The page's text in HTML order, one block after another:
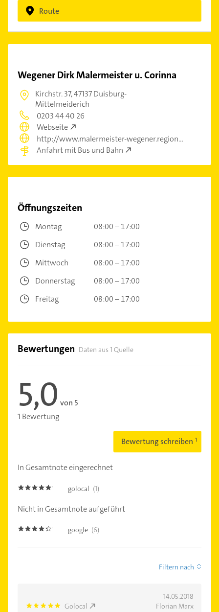
Route
Wegener Dirk Malermeister u. Corinna
Kirchstr. 37,47137 Duisburg-
Mittelmeiderich
0203 44 40 26
Webseite
http://www.malermeister-wegener.regional.de
Anfahrt mit Bus und Bahn
Öffnungszeiten
Montag
08:00 – 17:00
Dienstag
08:00 – 17:00
Mittwoch
08:00 – 17:00
Donnerstag
08:00 – 17:00
Freitag
08:00 – 17:00
Bewertungen Daten aus 1 Quelle
5,0 von 5
1 Bewertung
Bewertung schreiben
In Gesamtnote eingerechnet
5.0 golocal (1)
Nicht in Gesamtnote aufgeführt
4.3 google (6)
Filtern nach
14.05.2018
5.0 Golocal Florian Marx